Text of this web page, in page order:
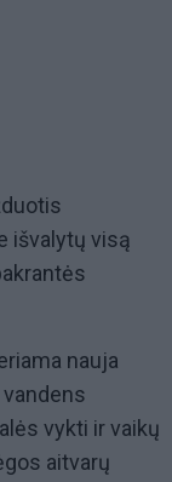
išvalytų visą
nauja
vykti ir vaikų
aitvarų